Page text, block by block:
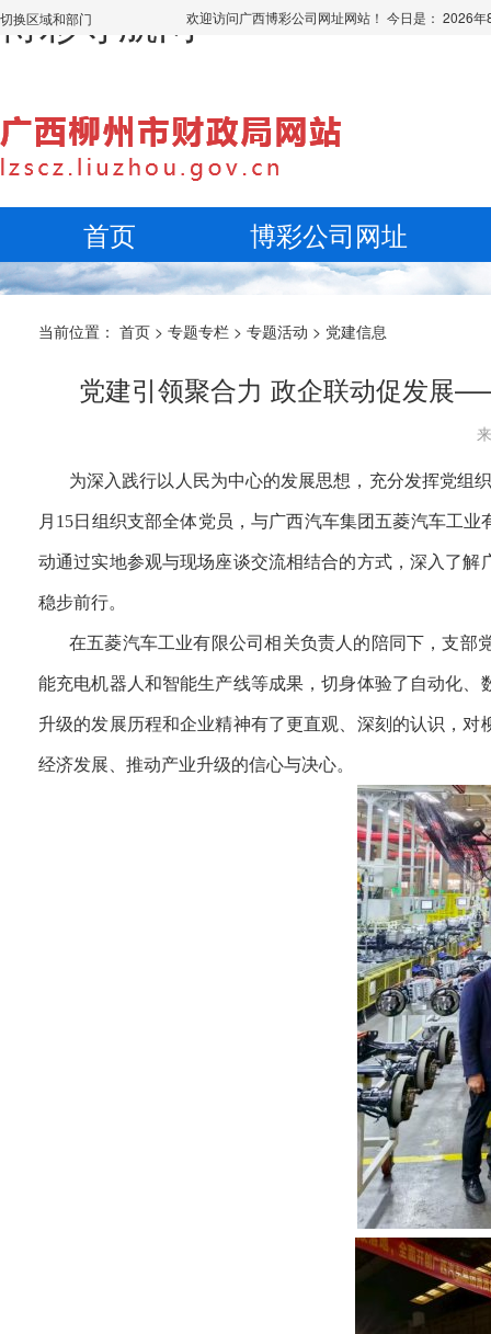
博彩导航网
切换区域和部门 欢迎访问广西博彩公司网址网站！ 今日是： 2026
首页 博彩公司网址
当前位置： 首页 > 专题专栏 > 专题活动 > 党建信息
党建引领聚合力 政企联动促发展
为深入践行以人民为中心的发展思想，充分发挥党组
月15日组织支部全体党员，与广西汽车集团 五菱汽车工业
动通过实地参观与现场座谈交流相结合的方式，深入了
稳步前行。
在五菱汽车工业有限公司相关负责人的陪同下，支部
能充电机器人和智能生产线等成果，切身体验了自动化
升级的发展历程和企业精神有了更直观、深刻的认识，
经济发展、推动产业升级的信心与决心。